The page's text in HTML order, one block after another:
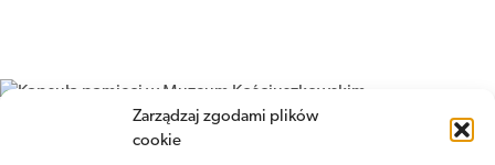
Zarządzaj zgodami plików
cookie